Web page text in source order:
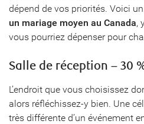
dépend de vos priorités. Voici
un mariage moyen au Canada,
vous pourriez dépenser pour
Salle de réception – 30
L’endroit que vous choisissez
alors réfléchissez-y bien. Une
très différente d’un événement